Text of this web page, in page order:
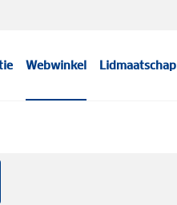
Webwinkel Lidmaatschap